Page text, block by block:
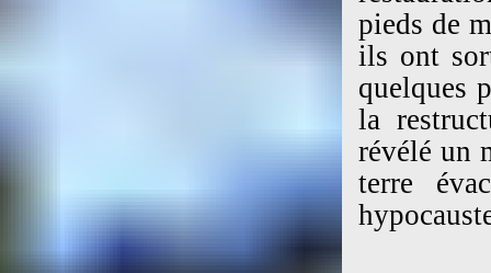
pieds de
ils ont
quelques
la
révélé un
terre